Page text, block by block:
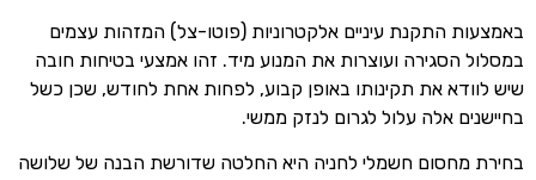
באמצעות התקנת עיניים אלקטרוניות (פוטו-צל) המזהות עצמים
במסלול הסגירה ועוצרות את המנוע מיד. זהו אמצעי בטיחות חובה
שיש לוודא את תקינותו באופן קבוע, לפחות אחת לחודש, שכן כשל
בחיישנים אלה עלול לגרום לנזק ממשי.
בחירת מחסום חשמלי לחניה היא החלטה שדורשת הבנה של שלושה